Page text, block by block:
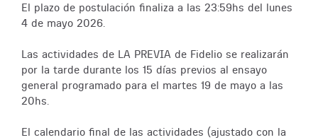
El plazo de postulación finaliza a las 23:59hs del lunes
4 de mayo 2026.
Las actividades de LA PREVIA de Fidelio se realizarán
por la tarde durante los 15 días previos al ensayo
general programado para el martes 19 de mayo a las
20hs.
El calendario final de las actividades (ajustado con la